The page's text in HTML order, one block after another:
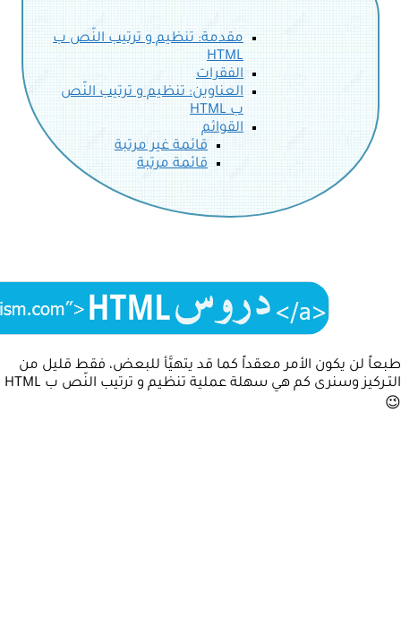
مقدمة: تنظيم و ترتيب النّص ب
HTML
الفقرات
العناوين: تنظيم و ترتيب النّص
ب HTML
القوائم
قائمة غير مرتبة
قائمة مرتبة
طبعاً لن يكون الأمر معقداً كما قد يتهيَّأ للبعض، فقط قليل من
التـركيز وسنرى كم هي سهلة عملية تنظيم و ترتيب النّص ب HTML
😉